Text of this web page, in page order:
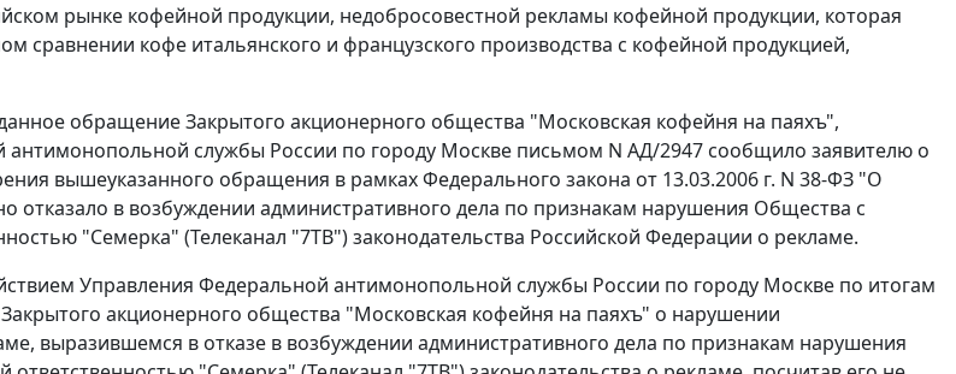
рынке кофейной продукции, недобросовестной рекламы кофейной продукции, которая
сравнении кофе итальянского и французского производства с кофейной продукцией,
обращение Закрытого акционерного общества "Московская кофейня на паяхъ",
антимонопольной службы России по городу Москве письмом N АД/2947 сообщило заявителю о
вышеуказанного обращения в рамкахФедерального закона от 13.03.2006 г. N 38-ФЗ "О
отказало в возбуждении административного дела по признакам нарушения Общества с
"Семерка" (Телеканал "7ТВ") законодательства Российской Федерации о рекламе.
Управления Федеральной антимонопольной службы России по городу Москве по итогам
акционерного общества "Московская кофейня на паяхъ" о нарушении
выразившемся в отказе в возбуждении административного дела по признакам нарушения